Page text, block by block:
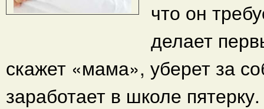
что он
делает
скажет «мама», уберет за
заработает в школе